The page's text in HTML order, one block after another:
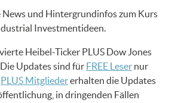
News und Hintergrundinfos zum Kurs
Investmentideen.
Heibel-Ticker PLUS Dow Jones
Updates sind für FREE Leser nur
PLUS Mitgliedererhalten die Updates
in dringenden Fällen